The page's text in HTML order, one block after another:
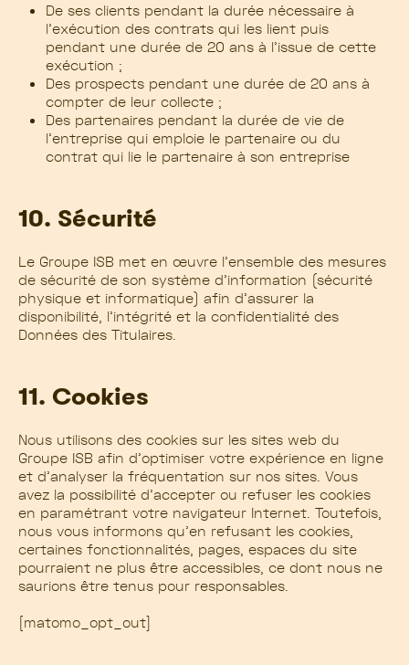
De ses clients pendant la durée nécessaire à
l’exécution des contrats qui les lient puis
pendant une durée de 20 ans à l’issue de cette
exécution ;
Des prospects pendant une durée de 20 ans à
compter de leur collecte ;
Des partenaires pendant la durée de vie de
l’entreprise qui emploie le partenaire ou du
contrat qui lie le partenaire à son entreprise
10. Sécurité
Le Groupe ISB met en œuvre l’ensemble des mesures
de sécurité de son système d’information (sécurité
physique et informatique) afin d’assurer la
disponibilité, l’intégrité et la confidentialité des
Données des Titulaires.
11. Cookies
Nous utilisons des cookies sur les sites web du
Groupe ISB afin d’optimiser votre expérience en ligne
et d’analyser la fréquentation sur nos sites. Vous
avez la possibilité d’accepter ou refuser les cookies
en paramétrant votre navigateur Internet. Toutefois,
nous vous informons qu’en refusant les cookies,
certaines fonctionnalités, pages, espaces du site
pourraient ne plus être accessibles, ce dont nous ne
saurions être tenus pour responsables.
[matomo_opt_out]